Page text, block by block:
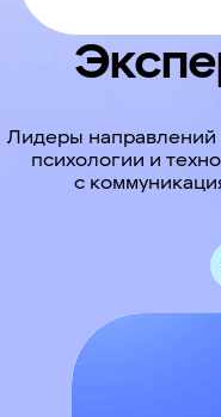
Лидеры направлений
психологии и
с